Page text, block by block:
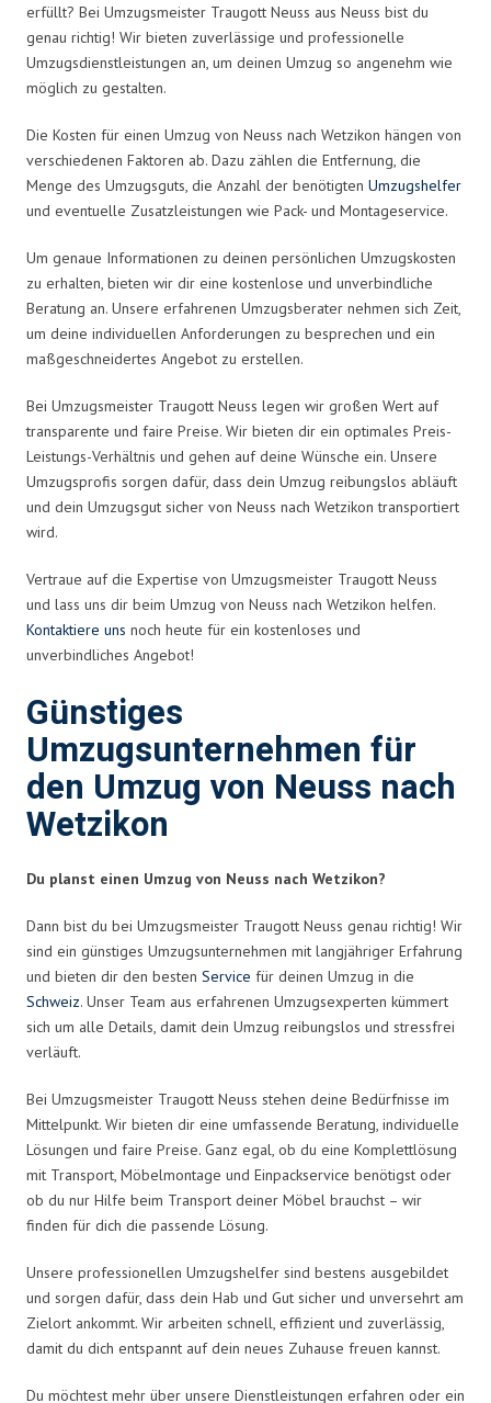
erfüllt? Bei Umzugsmeister Traugott Neuss aus Neuss bist du
genau richtig! Wir bieten zuverlässige und professionelle
Umzugsdienstleistungen an, um deinen Umzug so angenehm wie
möglich zu gestalten.
Die Kosten für einen Umzug von Neuss nach Wetzikon hängen von
verschiedenen Faktoren ab. Dazu zählen die Entfernung, die
Menge des Umzugsguts, die Anzahl der benötigten Umzugshelfer
und eventuelle Zusatzleistungen wie Pack- und Montageservice.
Um genaue Informationen zu deinen persönlichen Umzugskosten
zu erhalten, bieten wir dir eine kostenlose und unverbindliche
Beratung an. Unsere erfahrenen Umzugsberater nehmen sich Zeit,
um deine individuellen Anforderungen zu besprechen und ein
maßgeschneidertes Angebot zu erstellen.
Bei Umzugsmeister Traugott Neuss legen wir großen Wert auf
transparente und faire Preise. Wir bieten dir ein optimales Preis-
Leistungs-Verhältnis und gehen auf deine Wünsche ein. Unsere
Umzugsprofis sorgen dafür, dass dein Umzug reibungslos abläuft
und dein Umzugsgut sicher von Neuss nach Wetzikon transportiert
wird.
Vertraue auf die Expertise von Umzugsmeister Traugott Neuss
und lass uns dir beim Umzug von Neuss nach Wetzikon helfen.
Kontaktiere uns noch heute für ein kostenloses und
unverbindliches Angebot!
Günstiges
Umzugsunternehmen für
den Umzug von Neuss nach
Wetzikon
Du planst einen Umzug von Neuss nach Wetzikon?
Dann bist du bei Umzugsmeister Traugott Neuss genau richtig! Wir
sind ein günstiges Umzugsunternehmen mit langjähriger Erfahrung
und bieten dir den besten Service für deinen Umzug in die
Schweiz. Unser Team aus erfahrenen Umzugsexperten kümmert
sich um alle Details, damit dein Umzug reibungslos und stressfrei
verläuft.
Bei Umzugsmeister Traugott Neuss stehen deine Bedürfnisse im
Mittelpunkt. Wir bieten dir eine umfassende Beratung, individuelle
Lösungen und faire Preise. Ganz egal, ob du eine Komplettlösung
mit Transport, Möbelmontage und Einpackservice benötigst oder
ob du nur Hilfe beim Transport deiner Möbel brauchst – wir
finden für dich die passende Lösung.
Unsere professionellen Umzugshelfer sind bestens ausgebildet
und sorgen dafür, dass dein Hab und Gut sicher und unversehrt am
Zielort ankommt. Wir arbeiten schnell, effizient und zuverlässig,
damit du dich entspannt auf dein neues Zuhause freuen kannst.
Du möchtest mehr über unsere Dienstleistungen erfahren oder ein